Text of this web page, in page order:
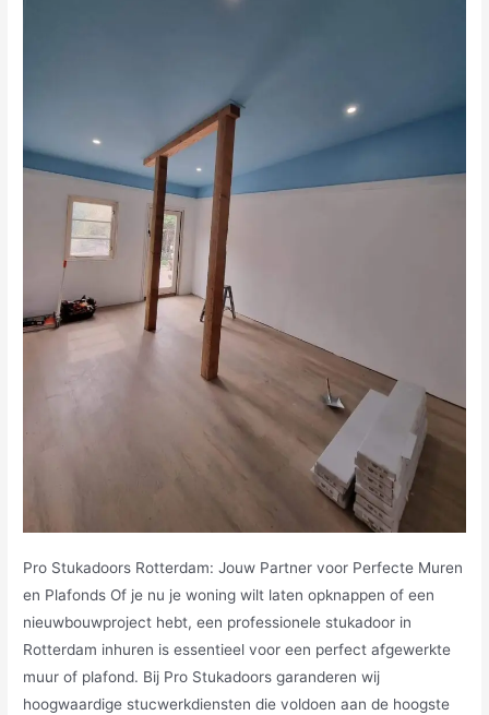
Pro Stukadoors Rotterdam: Jouw Partner voor Perfecte Muren
en Plafonds Of je nu je woning wilt laten opknappen of een
nieuwbouwproject hebt, een professionele stukadoor in
Rotterdam inhuren is essentieel voor een perfect afgewerkte
muur of plafond. Bij Pro Stukadoors garanderen wij
hoogwaardige stucwerkdiensten die voldoen aan de hoogste